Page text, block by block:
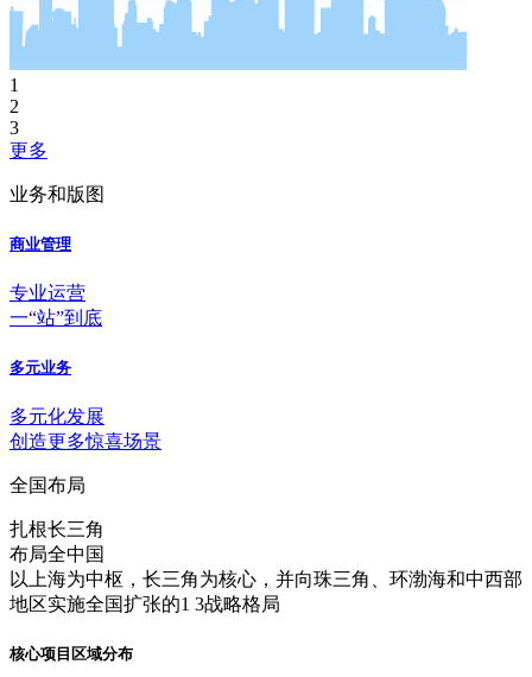
1
2
3
更多
业务和版图
商业管理
专业运营
一“站”到底
多元业务
多元化发展
创造更多惊喜场景
全国布局
扎根长三角
布局全中国
以上海为中枢，长三角为核心，并向珠三角、环渤海和中西部
地区实施全国扩张的1 3战略格局
核心项目区域分布